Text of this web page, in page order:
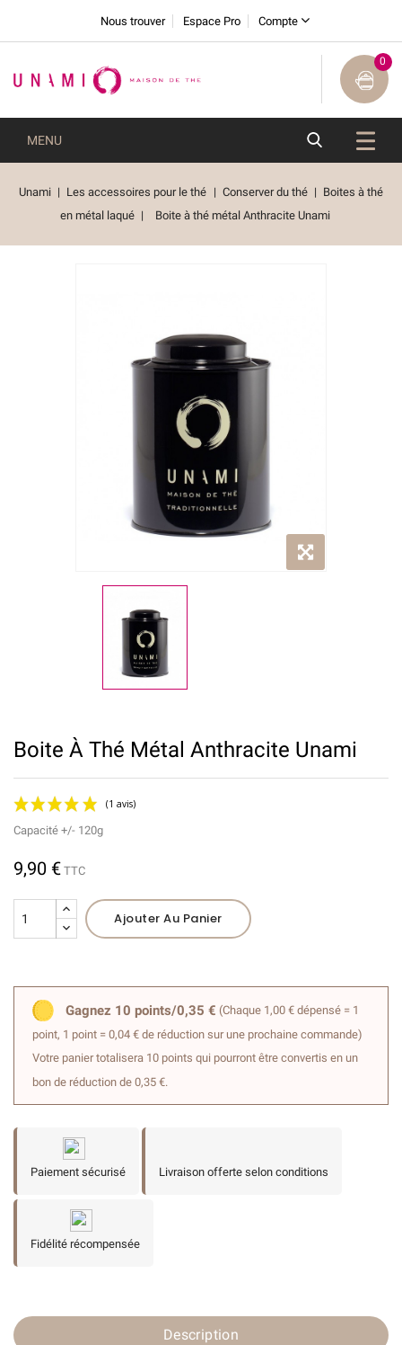
Nous trouver Espace Pro Compte
0
MENU
Unami Les accessoires pour le thé Conserver du thé
Boites à thé
en métal laqué
Boite à thé métal Anthracite Unami
Boite À Thé Métal Anthracite Unami
Capacité +/- 120g
9,90 € TTC
Ajouter Au Panier
Gagnez 10 points/0,35 € (Chaque 1,00 € dépensé = 1
point, 1 point = 0,04 € de réduction sur une prochaine commande)
Votre panier totalisera 10 points qui pourront être convertis en un
bon de réduction de 0,35 €.
Paiement sécurisé Livraison offerte selon conditions
Fidélité récompensée
Description